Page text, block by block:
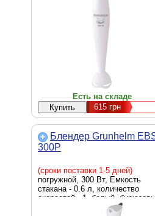
Есть на складе
615грн
Блендер Grunhelm
300P
(сроки поставки 1-5 дней)
погружной, 300 Вт, Емкость
стакана - 0.6 л, количество
скоростей - 1, белый,